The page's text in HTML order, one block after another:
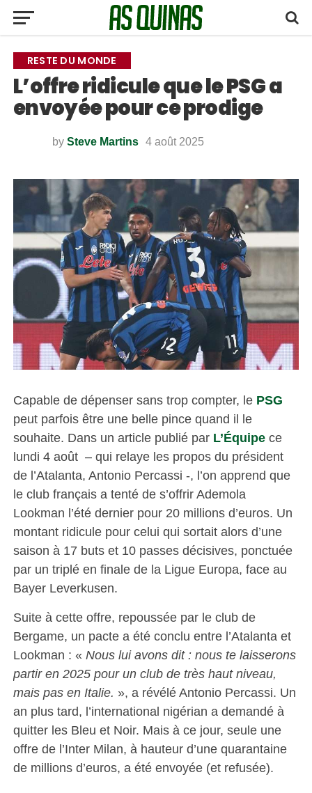
RESTE DU MONDE
L’offre ridicule que le PSG a
envoyée pour ce prodige
by Steve Martins 4 août 2025
Capable de dépenser sans trop compter, le PSG
peut parfois être une belle pince quand il le
souhaite. Dans un article publié par L’Équipece
lundi 4 août – qui relaye les propos du président
de l’Atalanta, Antonio Percassi -, l’on apprend que
le club français a tenté de s’offrir Ademola
Lookman l’été dernier pour 20 millions d’euros. Un
montant ridicule pour celui qui sortait alors d’une
saison à 17 buts et 10 passes décisives, ponctuée
par un triplé en finale de la Ligue Europa, face au
Bayer Leverkusen.
Suite à cette offre, repoussée par le club de
Bergame, un pacte a été conclu entre l’Atalanta et
Lookman : « Nous lui avons dit : nous te laisserons
partir en 2025 pour un club de très haut niveau,
mais pas en Italie. », a révélé Antonio Percassi. Un
an plus tard, l’international nigérian a demandé à
quitter les Bleu et Noir. Mais à ce jour, seule une
offre de l’Inter Milan, à hauteur d’une quarantaine
de millions d’euros, a été envoyée (et refusée).